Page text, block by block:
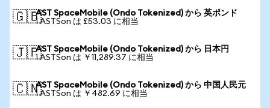
🇬🇧AST SpaceMobile (Ondo Tokenized) から 英ポンド
1 ASTSon は £53.03 に相当
🇯🇵AST SpaceMobile (Ondo Tokenized) から 日本円
1 ASTSon は ￥11,289.37 に相当
🇨🇳AST SpaceMobile (Ondo Tokenized) から 中国人民元
1 ASTSon は ￥482.69 に相当